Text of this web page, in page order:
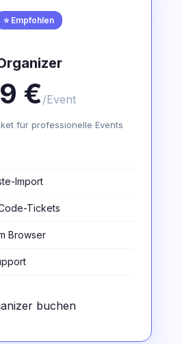
⭐ Empfohlen
€/Event
für professionelle Events
Import
Tickets
Browser
buchen